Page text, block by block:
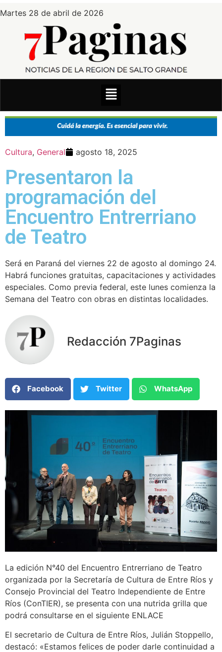
Martes 28 de abril de 2026
Cultura, General agosto 18, 2025
Presentaron la
programación del
Encuentro Entrerriano
de Teatro
Será en Paraná del viernes 22 de agosto al domingo 24.
Habrá funciones gratuitas, capacitaciones y actividades
especiales. Como previa federal, este lunes comienza la
Semana del Teatro con obras en distintas localidades.
Redacción 7Paginas
Facebook Twitter WhatsApp
La edición N°40 del Encuentro Entrerriano de Teatro
organizada por la Secretaría de Cultura de Entre Ríos y
Consejo Provincial del Teatro Independiente de Entre
Ríos (ConTIER), se presenta con una nutrida grilla que
podrá consultarse en el siguiente ENLACE
El secretario de Cultura de Entre Ríos, Julián Stoppello,
destacó: «Estamos felices de poder darle continuidad a